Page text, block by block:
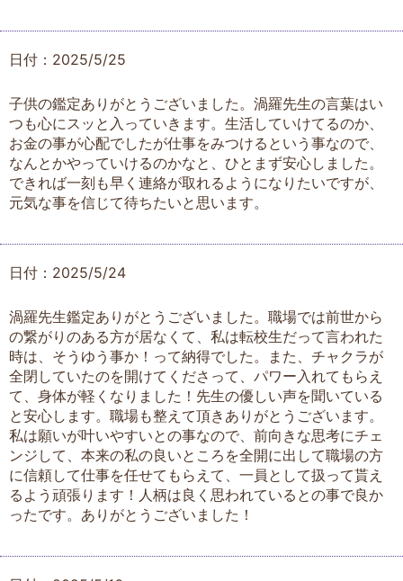
日付：2025/5/25
子供の鑑定ありがとうございました。渦羅先生の言葉はい
つも心にスッと入っていきます。生活していけてるのか、
お金の事が心配でしたが仕事をみつけるという事なので、
なんとかやっていけるのかなと、ひとまず安心しました。
できれば一刻も早く連絡が取れるようになりたいですが、
元気な事を信じて待ちたいと思います。
日付：2025/5/24
渦羅先生鑑定ありがとうございました。職場では前世から
の繋がりのある方が居なくて、私は転校生だって言われた
時は、そうゆう事か！って納得でした。また、チャクラが
全閉していたのを開けてくださって、パワー入れてもらえ
て、身体が軽くなりました！先生の優しい声を聞いている
と安心します。職場も整えて頂きありがとうございます。
私は願いが叶いやすいとの事なので、前向きな思考にチェ
ンジして、本来の私の良いところを全開に出して職場の方
に信頼して仕事を任せてもらえて、一員として扱って貰え
るよう頑張ります！人柄は良く思われているとの事で良か
ったです。ありがとうございました！